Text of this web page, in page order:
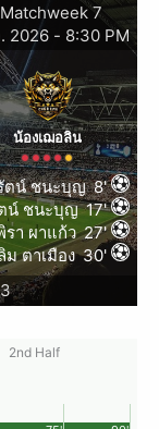
Matchweek 7
2026 - 8:30 PM
น้องเฌอลิน
ตน์ ชนะบุญ 8'
น์ ชนะบุญ 17'
รา ผาแก้ว 27'
ม ตาเมือง 30'
2nd Half